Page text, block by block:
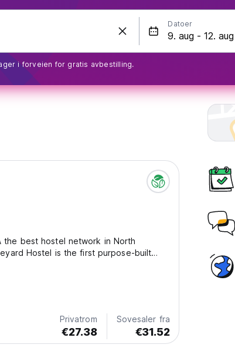
Datoer
i forveien for gratis avbestilling.
the best hostel network in North
Hostel is the first purpose-built
fully equipped kitchen for preparing
rooms. Private...
Privatrom
€27.38
Sovesaler fra
€31.52